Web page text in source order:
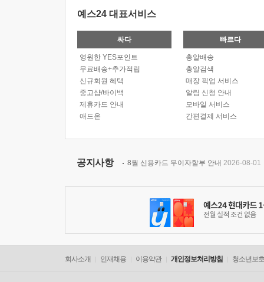
예스24 대표서비스
싸다
영원한 YES포인트
무료배송+추가적립
신규회원 혜택
중고샵/바이백
제휴카드 안내
애드온
빠르다
총알배송
총알검색
매장 픽업 서비스
알림 신청 안내
모바일 서비스
간편결제 서비스
공지사항 8월 신용카드 무이자할부 안내 2026-08-01
회사소개 인재채용 이용약관 개인정보처리방침 청소년보